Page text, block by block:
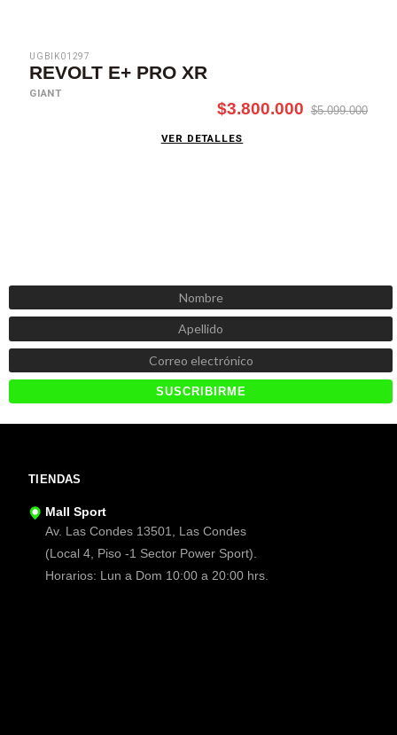
UGBIK01297
REVOLT E+ PRO XR
GIANT
$3.800.000 $5.099.000
VER DETALLES
TIENDAS
Mall Sport
Av. Las Condes 13501, Las Condes
(Local 4, Piso -1 Sector Power Sport).
Horarios: Lun a Dom 10:00 a 20:00 hrs.